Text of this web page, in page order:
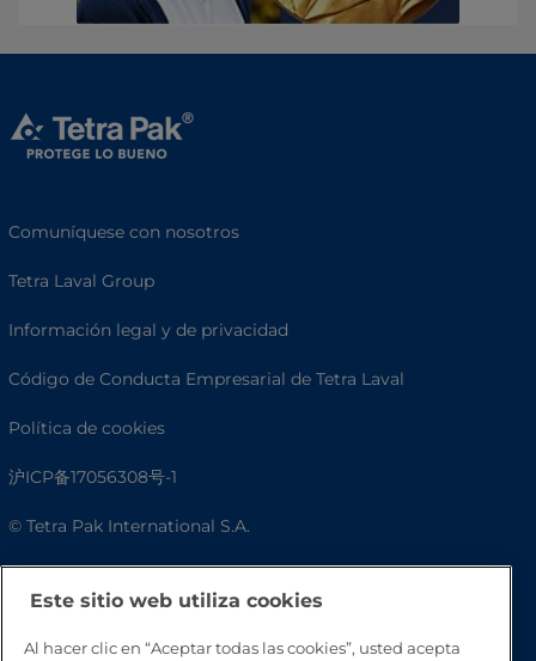
Comuníquese con nosotros
Tetra Laval Group
Información legal y de privacidad
Código de Conducta Empresarial de Tetra Laval
Política de cookies
沪ICP备17056308号-1
© Tetra Pak International S.A.
Accesibilidad
Este sitio web utiliza cookies
Al hacer clic en “Aceptar todas las cookies”, usted acepta